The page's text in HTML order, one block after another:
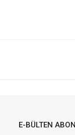
E-BÜLTEN